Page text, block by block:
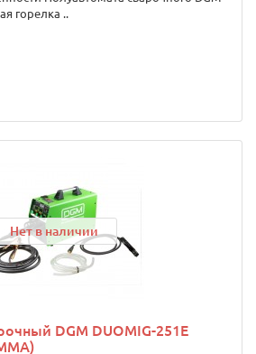
горелка ..
Нет в наличии
DGM DUOMIG-251E